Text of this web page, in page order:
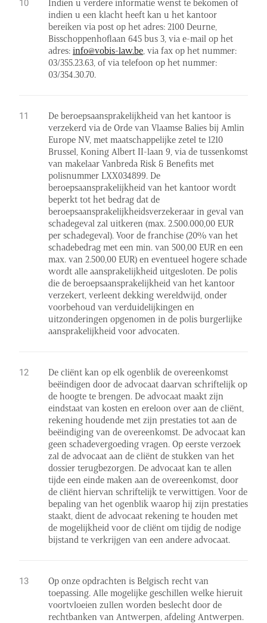
Indien u verdere informatie wenst te bekomen of
indien u een klacht heeft kan u het kantoor
bereiken via post op het adres: 2100 Deurne,
Bisschoppenhoflaan 645 bus 3, via e-mail op het
adres: info@vobis-law.be, via fax op het nummer:
03/355.23.63, of via telefoon op het nummer:
03/354.30.70.
De beroepsaansprakelijkheid van het kantoor is
verzekerd via de Orde van Vlaamse Balies bij Amlin
Europe NV, met maatschappelijke zetel te 1210
Brussel, Koning Albert II-laan 9, via de tussenkomst
van makelaar Vanbreda Risk & Benefits met
polisnummer LXX034899. De
beroepsaansprakelijkheid van het kantoor wordt
beperkt tot het bedrag dat de
beroepsaansprakelijkheidsverzekeraar in geval van
schadegeval zal uitkeren (max. 2.500.000,00 EUR
per schadegeval). Voor de franchise (20% van het
schadebedrag met een min. van 500,00 EUR en een
max. van 2.500,00 EUR) en eventueel hogere schade
wordt alle aansprakelijkheid uitgesloten. De polis
die de beroepsaansprakelijkheid van het kantoor
verzekert, verleent dekking wereldwijd, onder
voorbehoud van verduidelijkingen en
uitzonderingen opgenomen in de polis burgerlijke
aansprakelijkheid voor advocaten.
De cliënt kan op elk ogenblik de overeenkomst
beëindigen door de advocaat daarvan schriftelijk op
de hoogte te brengen. De advocaat maakt zijn
eindstaat van kosten en ereloon over aan de cliënt,
rekening houdende met zijn prestaties tot aan de
beëindiging van de overeenkomst. De advocaat kan
geen schadevergoeding vragen. Op eerste verzoek
zal de advocaat aan de cliënt de stukken van het
dossier terugbezorgen. De advocaat kan te allen
tijde een einde maken aan de overeenkomst, door
de cliënt hiervan schriftelijk te verwittigen. Voor de
bepaling van het ogenblik waarop hij zijn prestaties
staakt, dient de advocaat rekening te houden met
de mogelijkheid voor de cliënt om tijdig de nodige
bijstand te verkrijgen van een andere advocaat.
Op onze opdrachten is Belgisch recht van
toepassing. Alle mogelijke geschillen welke hieruit
voortvloeien zullen worden beslecht door de
rechtbanken van Antwerpen, afdeling Antwerpen.